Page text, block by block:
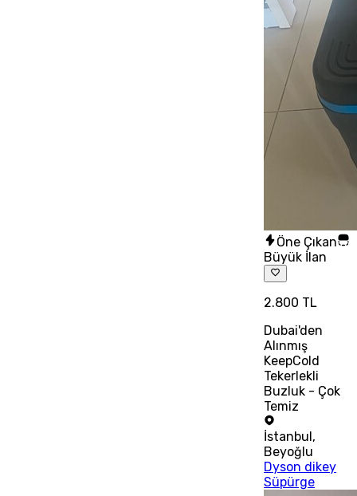
Öne Çıkan
Büyük İlan
2.800 TL
Dubai'den
Alınmış
KeepCold
Tekerlekli
Buzluk - Çok
Temiz
İstanbul ,
Beyoğlu
Dyson dikey
Süpürge